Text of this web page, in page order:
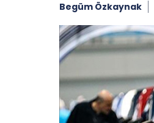
Begüm Özkaynak